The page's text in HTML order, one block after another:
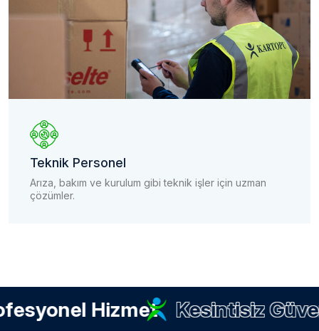
Teknik Personel
Arıza, bakım ve kurulum gibi teknik işler için uzman
çözümler.
Hizmet Kesintisiz